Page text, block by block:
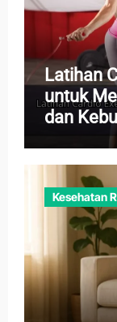
Latihan
untuk
dan
Kesehatan